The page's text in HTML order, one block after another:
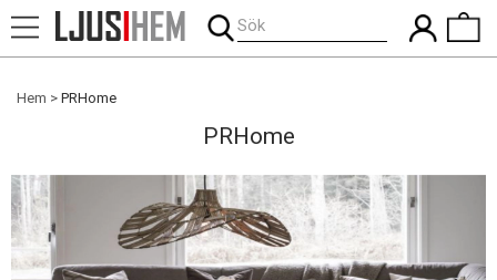
Sök
Hem PRHome
PRHome